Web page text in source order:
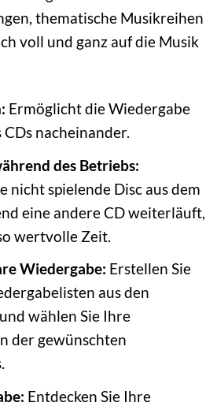
thematische Musikreihen
voll und ganz auf die Musik
Ermöglicht die Wiedergabe
CDs nacheinander.
des Betriebs:
nicht spielende Disc aus dem
eine andere CD weiterläuft,
wertvolle Zeit.
Wiedergabe: Erstellen Sie
aus den
wählen Sie Ihre
der gewünschten
Entdecken Sie Ihre